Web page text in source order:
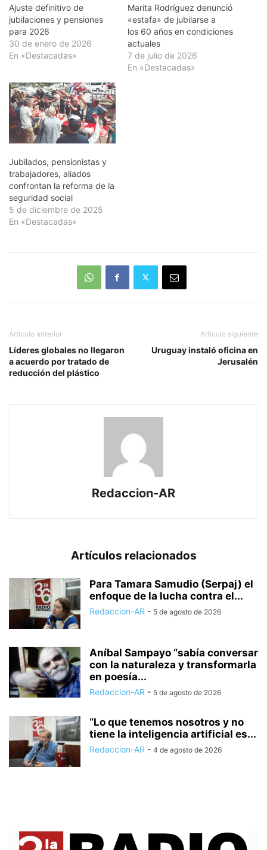
Ajuste definitivo de
jubilaciones y pensiones
para 2026
30 de enero de 2026
En «Destacadas»
Marita Rodríguez denunció
«estafa» de jubilarse a
los 60 años en condiciones
actuales
7 de julio de 2026
En «Destacadas»
Jubilados, pensionistas y
trabajadores, aliados
confrontan la reforma de la
seguridad social
5 de diciembre de 2025
En «Destacadas»
Artículo anterior
Líderes globales no llegaron
a acuerdo por tratado de
reducción del plástico
Artículo siguiente
Uruguay instaló oficina en
Jerusalén
Redaccion-AR
Artículos relacionados
Para Tamara Samudio (Serpaj) el
enfoque de la lucha contra el...
Redaccion-AR - 5 de agosto de 2026
Aníbal Sampayo “sabía conversar
con la naturaleza y transformarla
en poesía...
Redaccion-AR - 5 de agosto de 2026
“Lo que tenemos nosotros y no
tiene la inteligencia artificial es...
Redaccion-AR - 4 de agosto de 2026